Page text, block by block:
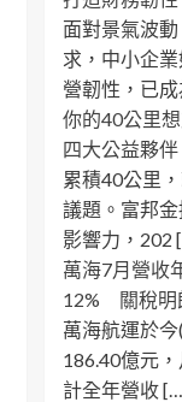
面對景氣波
求，中小企
營韌性，已
你的40公里
四大公益夥伴
累積40公里
議題。富邦
影響力，202
萬海7月營收
12% 關稅明
萬海航運於
186.40億元
計全年營收